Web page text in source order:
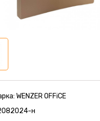
WENZER OFFiCE
н